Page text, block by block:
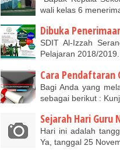
wali kelas 6
Dibuka
SDIT Al-Izzah
Pelajaran 2018/
Cara Pendaftaran
Bagi Anda yang
sebagai berikut :
Sejarah Hari Guru
Hari ini adalah
Ya, tanggal 25